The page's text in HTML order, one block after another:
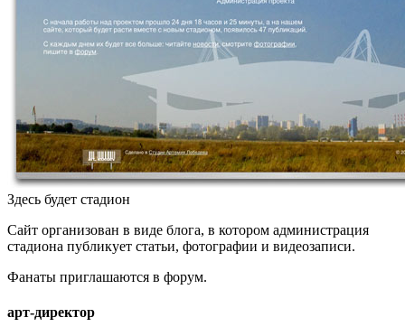
Здесь будет стадион
Сайт организован в виде блога, в котором администрация
стадиона публикует статьи, фотографии и видеозаписи.
Фанаты приглашаются в форум.
арт-директор